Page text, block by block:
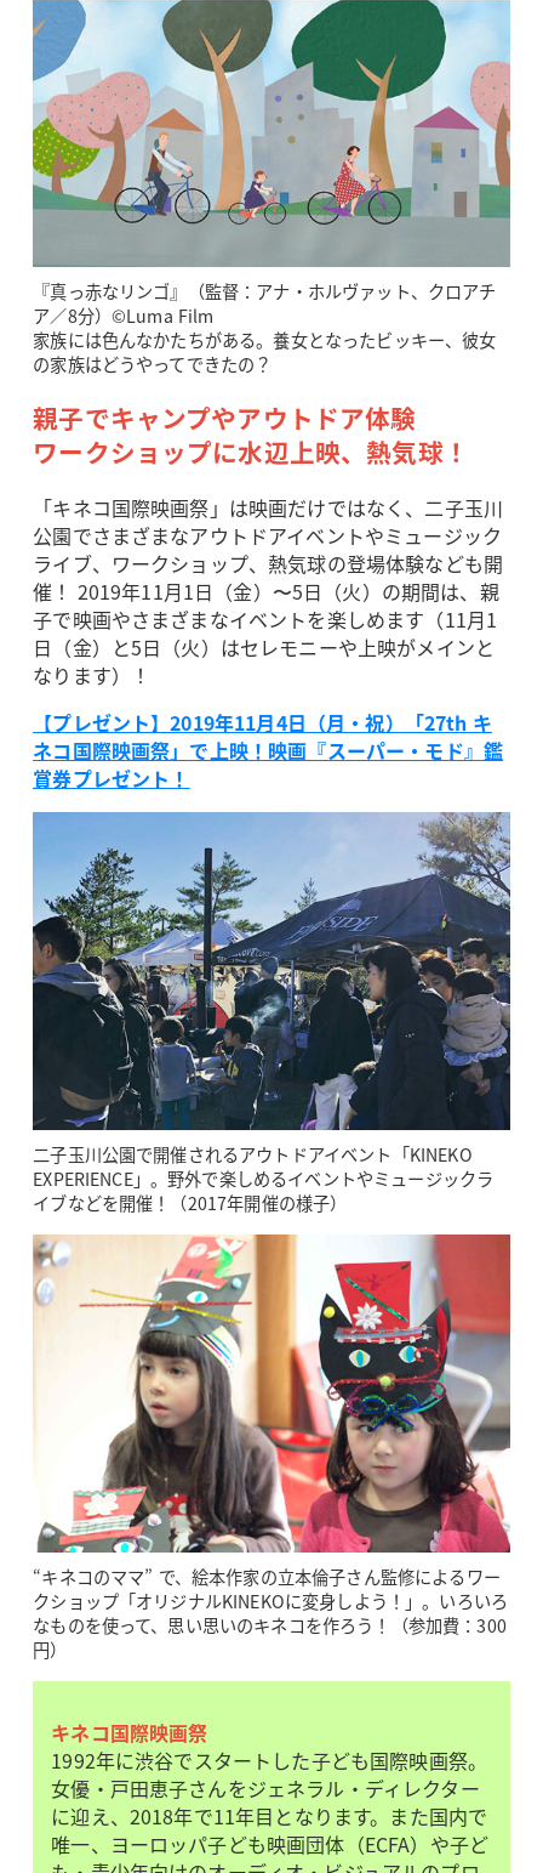
『真っ赤なリンゴ』（監督：アナ・ホルヴァット、クロアチ
ア／8分）©Luma Film
家族には色んなかたちがある。養女となったビッキー、彼女
の家族はどうやってできたの？
親子でキャンプやアウトドア体験
ワークショップに水辺上映、熱気球！
「キネコ国際映画祭」は映画だけではなく、二子玉川
公園でさまざまなアウトドアイベントやミュージック
ライブ、ワークショップ、熱気球の登場体験なども開
催！ 2019年11月1日（金）〜5日（火）の期間は、親
子で映画やさまざまなイベントを楽しめます（11月1
日（金）と5日（火）はセレモニーや上映がメインと
なります）！
【プレゼント】2019年11月4日（月・祝）「27th キ
ネコ国際映画祭」で上映！映画『スーパー・モド』鑑
賞券プレゼント！
二子玉川公園で開催されるアウトドアイベント「KINEKO
EXPERIENCE」。野外で楽しめるイベントやミュージックラ
イブなどを開催！（2017年開催の様子）
“キネコのママ” で、絵本作家の立本倫子さん監修によるワー
クショップ「オリジナルKINEKOに変身しよう！」。いろいろ
なものを使って、思い思いのキネコを作ろう！（参加費：300
円）
キネコ国際映画祭
1992年に渋谷でスタートした子ども国際映画祭。
女優・戸田恵子さんをジェネラル・ディレクター
に迎え、2018年で11年目となります。また国内で
唯一、ヨーロッパ子ども映画団体（ECFA）や子ど